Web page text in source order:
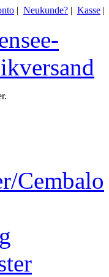
| Neukunde? | Kasse |
Cembalo